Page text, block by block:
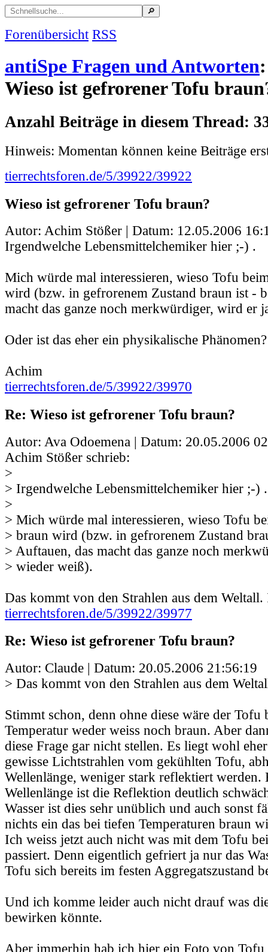
Forenübersicht RSS
antiSpe Fragen und Antworten:
Wieso ist gefrorener Tofu
Anzahl Beiträge in diesem Thread:
Hinweis: Momentan können keine Beiträge
tierrechtsforen.de/5/39922/39922
Wieso ist gefrorener Tofu braun?
Autor: Achim Stößer | Datum: 12.05.2006
Irgendwelche Lebensmittelchemiker hier ;-) .
Mich würde mal interessieren, wieso Tofu
wird (bzw. in gefrorenem Zustand braun ist -
macht das ganze noch merkwürdiger, wird er
Oder ist das eher ein physikalische
Achim
tierrechtsforen.de/5/39922/39970
Re: Wieso ist gefrorener Tofu braun?
Autor: Ava Odoemena | Datum: 20.05.2006
Achim Stößer schrieb:
>
> Irgendwelche Lebensmittelchemiker hier ;-) .
>
> Mich würde mal interessieren, wieso Tofu
> braun wird (bzw. in gefrorenem Zustand
> Auftauen, das macht das ganze noch
> wieder weiß).
Das kommt von den Strahlen aus dem
tierrechtsforen.de/5/39922/39977
Re: Wieso ist gefrorener Tofu braun?
Autor: Claude | Datum: 20.05.2006 21:56:19
> Das kommt von den Strahlen aus dem
Stimmt schon, denn ohne diese wäre der Tofu
Temperatur weder weiss noch braun. Aber
diese Frage gar nicht stellen. Es liegt wohl
gewisse Lichtstrahlen vom gekühlten Tofu,
Wellenlänge, weniger stark reflektiert werden.
Wellenlänge ist die Reflektion deutlich
Wasser ist dies sehr unüblich und auch sonst
nichts ein das bei tiefen Temperaturen braun
Ich weiss jetzt auch nicht was mit dem Tofu
passiert. Denn eigentlich gefriert ja nur das
Tofu sich bereits im festen Aggregatszustand
Und ich komme leider auch nicht drauf was
bewirken könnte.
Aber immerhin hab ich hier ein Foto von Tofu